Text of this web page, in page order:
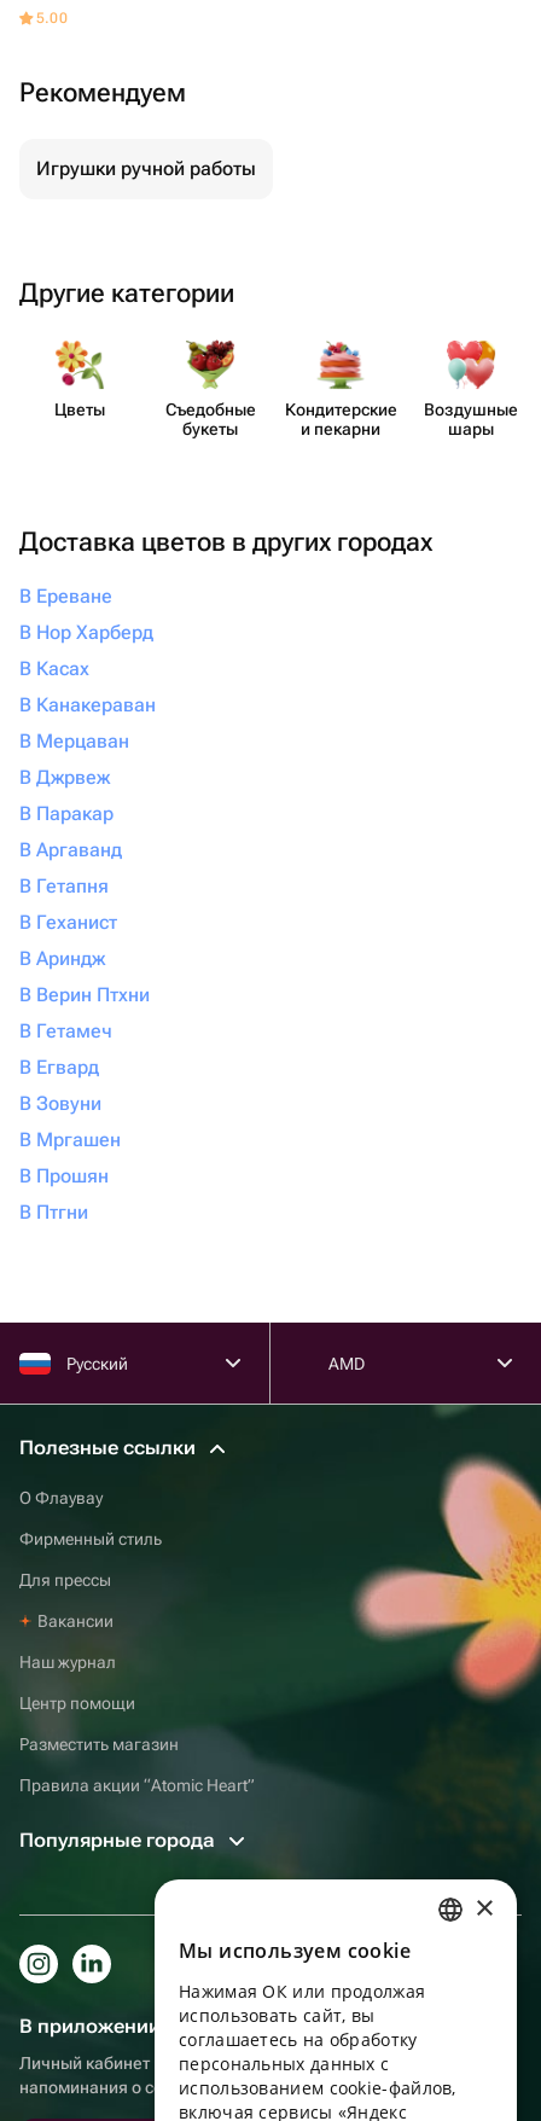
5.00
Рекомендуем
Игрушки ручной работы
Другие категории
Цветы
Съедобные
букеты
Кондит​ерские
и пекарни
Воздушные
шары
Доставка цветов в других городах
В Ереване
В Нор Харберд
В Касах
В Канакераван
В Мерцаван
В Джрвеж
В Паракар
В Аргаванд
В Гетапня
В Геханист
В Ариндж
В Верин Птхни
В Гетамеч
В Егвард
В Зовуни
В Мргашен
В Прошян
В Птгни
Русский AMD
Полезные ссылки
О Флаувау
Фирменный стиль
Для прессы
Вакансии
Наш журнал
Центр помощи
Разместить магазин
Правила акции “Atomic Heart”
Популярные города
В приложении еще удобнее!
Личный кабинет получателя, больше бонусов за покупки и
напоминания о событиях
ENGLISH
UKRAINIAN
PORTUGUESE
×
Мы используем сookie
Нажимая ОК или продолжая
использовать сайт, вы
соглашаетесь на обработку
персональных данных с
использованием cookie-файлов,
включая сервисы «Яндекс